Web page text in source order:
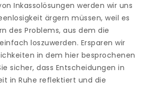
Inkassolösungen werden wir uns
ärgern müssen, weil es
des Problems, aus dem die
loszuwerden. Ersparen wir
in dem hier besprochenen
sicher, dass Entscheidungen in
in Ruhe reflektiert und die